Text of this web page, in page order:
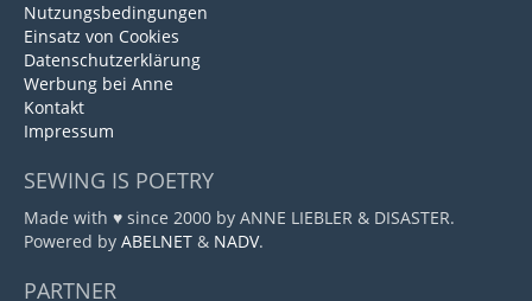
Nutzungsbedingungen
Einsatz von Cookies
Datenschutzerklärung
Werbung bei Anne
Kontakt
Impressum
SEWING IS POETRY
Made with ♥ since 2000 by ANNE LIEBLER & DISASTER.
Powered by ABELNET & NADV.
PARTNER